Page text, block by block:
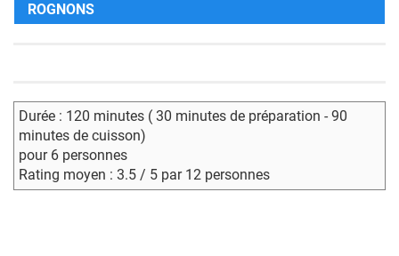
ROGNONS
Durée : 120 minutes ( 30 minutes de préparation - 90
minutes de cuisson)
pour 6 personnes
Rating moyen : 3.5 / 5 par 12 personnes